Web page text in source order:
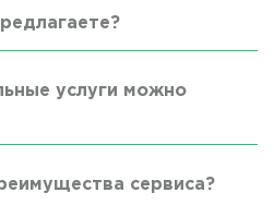
услуги можно
сервиса?